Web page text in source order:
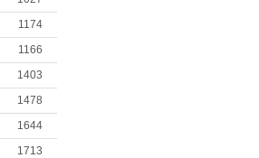
1174
1166
1403
1478
1644
1713